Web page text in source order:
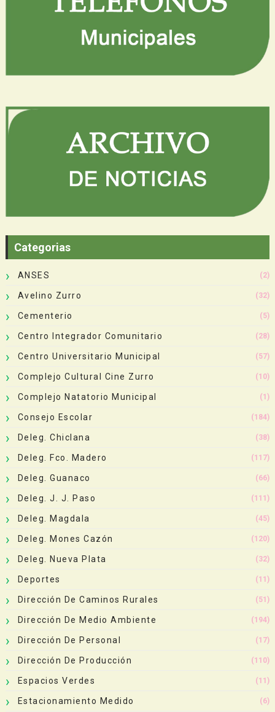
Categorias
ANSES (2)
Avelino Zurro (32)
Cementerio (5)
Centro Integrador Comunitario (28)
Centro Universitario Municipal (57)
Complejo Cultural Cine Zurro (10)
Complejo Natatorio Municipal (1)
Consejo Escolar (184)
Deleg. Chiclana (38)
Deleg. Fco. Madero (117)
Deleg. Guanaco (66)
Deleg. J. J. Paso (111)
Deleg. Magdala (45)
Deleg. Mones Cazón (120)
Deleg. Nueva Plata (32)
Deportes (11)
Dirección De Caminos Rurales (51)
Dirección De Medio Ambiente (194)
Dirección De Personal (17)
Dirección De Producción (110)
Espacios Verdes (11)
Estacionamiento Medido (6)